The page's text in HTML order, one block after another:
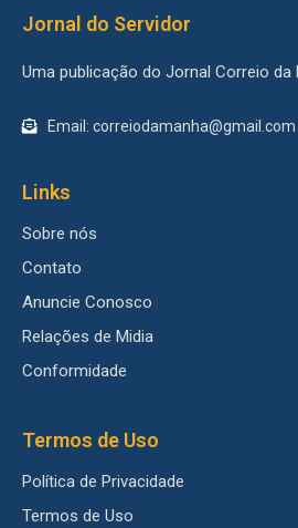
Jornal do Servidor
Uma publicação do Jornal Correio da
Email: correiodamanha@gmail.com
Links
Sobre nós
Contato
Anuncie Conosco
Relações de Midia
Conformidade
Termos de Uso
Política de Privacidade
Termos de Uso